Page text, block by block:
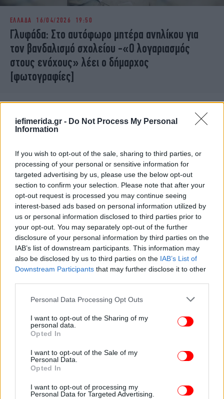
iefimerida.gr - Do Not Process My Personal
Information
If you wish to opt-out of the sale, sharing to third parties, or
processing of your personal or sensitive information for
targeted advertising by us, please use the below opt-out
section to confirm your selection. Please note that after your
opt-out request is processed you may continue seeing
interest-based ads based on personal information utilized by
us or personal information disclosed to third parties prior to
your opt-out. You may separately opt-out of the further
disclosure of your personal information by third parties on the
IAB’s list of downstream participants. This information may
also be disclosed by us to third parties on the IAB’s List of
Downstream Participants that may further disclose it to other
Please note that this website/app uses one or more Google
not limited to your visit or usage behaviour. You may click to
grant or deny consent to Google and its third-party tags to
use your data for below specified purposes in below Google
consent section.
Personal Data Processing Opt Outs
I want to opt-out of the Sharing of my
personal data.
Opted In
I want to opt-out of the Sale of my
Personal Data.
Opted In
I want to opt-out of processing my
Personal Data for Targeted Advertising.
ΕΛΛΑΔΑ 16/04/2026 19:50
Γλυφάδα: Στο αυτόφωρο μητέρα ανηλίκου για
τον βανδαλισμό σχολείου -«O λογαριασμός
στους ενόχους» λέει ο δήμαρχος
[φωτογραφίες]
ΕΛΛΑΔΑ 03/03/2026 13:50
Θεσσαλονίκη: Στο Αυτόφωρο ο 40χρονος που
κατηγορείται ότι έκλεψε 70 κιλά καλώδια
χαλκού από εργοτάξιο του ΟΣΕ